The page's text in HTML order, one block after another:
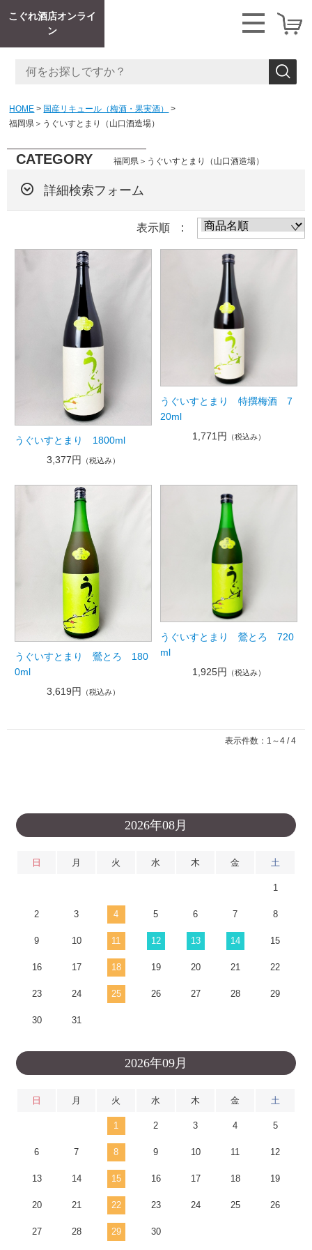
こぐれ酒店オンライ
ン
HOME
国産リキュール（梅酒・果実酒）
福岡県＞うぐいすとまり（山口酒造場）
CATEGORY 福岡県＞うぐいすとまり（山口酒造場）
詳細検索フォーム
表示順 :
うぐいすとまり 1800ml
3,377円
（税込み）
うぐいすとまり 特撰梅酒 7
20ml
1,771円
（税込み）
うぐいすとまり 鶯とろ 180
0ml
3,619円
（税込み）
うぐいすとまり 鶯とろ 720
ml
1,925円
（税込み）
表示件数：1～4 / 4
2026年08月
日 月 火 水 木 金 土
1
2 3 4 5 6 7 8
9 10 11 12 13 14 15
16 17 18 19 20 21 22
23 24 25 26 27 28 29
30 31
2026年09月
日 月 火 水 木 金 土
1 2 3 4 5
6 7 8 9 10 11 12
13 14 15 16 17 18 19
20 21 22 23 24 25 26
27 28 29 30